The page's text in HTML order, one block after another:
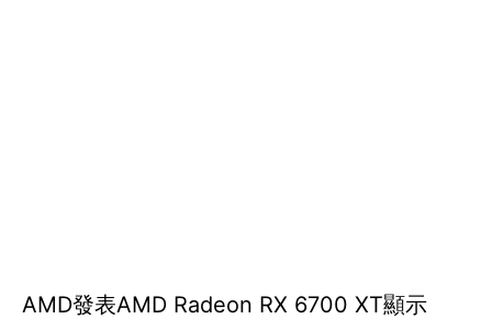
AMD發表AMD Radeon RX 6700 XT顯示